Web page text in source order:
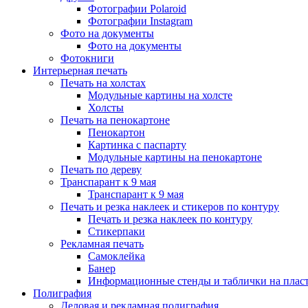
Фотографии Polaroid
Фотографии Instagram
Фото на документы
Фото на документы
Фотокниги
Интерьерная печать
Печать на холстах
Модульные картины на холсте
Холсты
Печать на пенокартоне
Пенокартон
Картинка с паспарту
Модульные картины на пенокартоне
Печать по дереву
Транспарант к 9 мая
Транспарант к 9 мая
Печать и резка наклеек и стикеров по контуру
Печать и резка наклеек по контуру
Стикерпаки
Рекламная печать
Самоклейка
Банер
Информационные стенды и таблички на
Полиграфия
Деловая и рекламная полиграфия